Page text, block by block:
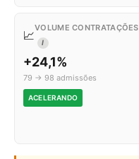
📈
VOLUME CONTRATAÇÕES
I
+24,1%
79 → 98 admissões
ACELERANDO